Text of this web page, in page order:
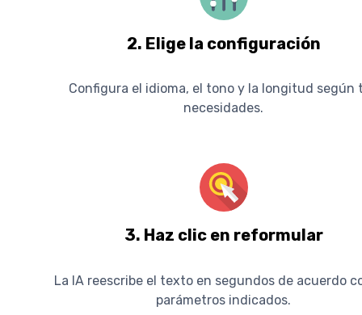
2. Elige la configuración
Configura el idioma, el tono y la longitud según
necesidades.
3. Haz clic en reformular
La IA reescribe el texto en segundos de acuerdo
parámetros indicados.